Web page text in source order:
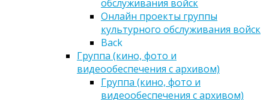
обслуживания войск
Онлайн проекты группы
культурного обслуживания войск
Back
Группа (кино, фото и
видеообеспечения с архивом)
Группа (кино, фото и
видеообеспечения с архивом)